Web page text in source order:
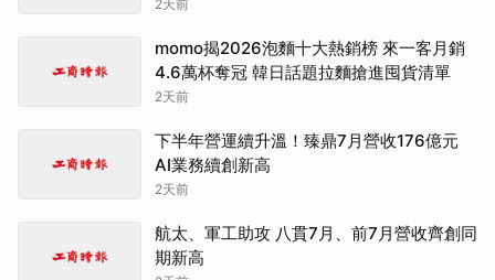
2天前
momo揭2026泡麵十大熱銷榜 來一客月銷
4.6萬杯奪冠 韓日話題拉麵搶進囤貨清單
2天前
下半年營運續升溫！臻鼎7月營收176億元
AI業務續創新高
2天前
航太、軍工助攻 八貫7月、前7月營收齊創同
期新高